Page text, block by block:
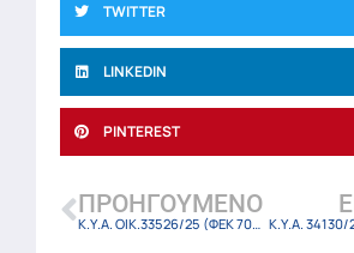
TWITTER
LINKEDIN
PINTEREST
ΠΡΟΗΓΟΎΜΕΝΟ
Κ.Υ.Α. ΟΙΚ.33526/25 (ΦΕΚ 7089 Β/30-12-2025)